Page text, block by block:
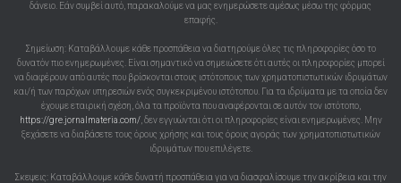
δάνειο. Εάν συμβεί αυτό, παρακαλούμε να μας ενημερώσετε αμέσως μέσω της φόρμας
επαφής.
Σημείωση: Καταβάλλουμε κάθε προσπάθεια να διατηρούμε όλες τις πληροφορίες όσο το
δυνατόν πιο ενημερωμένες. Είναι σημαντικό να σημειώσετε ότι αυτές οι πληροφορίες μπορεί
να διαφέρουν από αυτές που βρίσκονται στους ιστότοπους των χρηματοπιστωτικών ιδρυμάτων
και/ή των παρόχων υπηρεσιών ενός συγκεκριμένου ιστότοπου. Για τα ιδρύματα με τα οποία δεν
έχουμε εταιρική σχέση, όλα τα προϊόντα που αναφέρονται σε αυτόν τον ιστότοπο,
https://gre.jornalmateria.com/, δεν εγγυώνται ότι οι πληροφορίες είναι ενημερωμένες. Μην
ξεχάσετε να διαβάσετε τους όρους χρήσης και τους όρους αγοράς των χρηματοπιστωτικών
ιδρυμάτων που επιλέγετε.
Σκεψεις: Καταβάλλουμε κάθε δυνατή προσπάθεια για να διασφαλίσουμε την ακρίβεια και την